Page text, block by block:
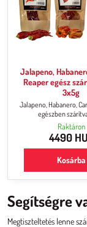
Jalapeno,
Reaper egész
3x5g
Jalapeno, Habanero,
egészben
Raktáron
4490
Kosárba
Segítségre
Megtiszteltetés lenne